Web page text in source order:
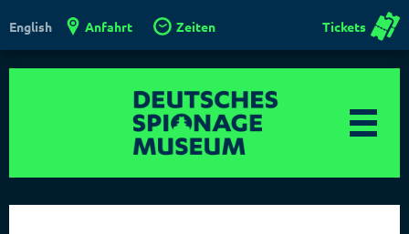
English Anfahrt Zeiten Tickets